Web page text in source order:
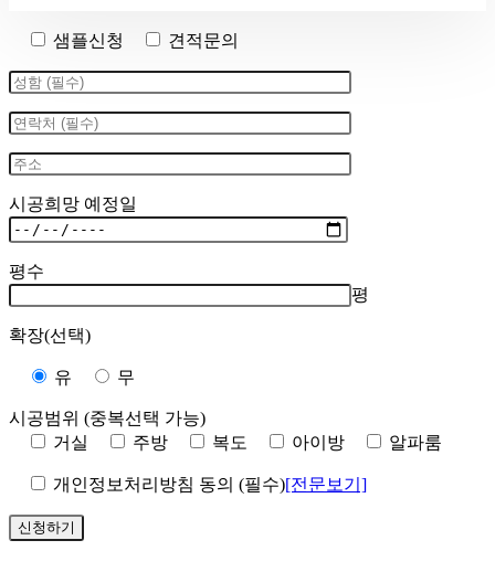
샘플신청 견적문의
시공희망 예정일
평수
평
확장(선택)
유 무
시공범위 (중복선택 가능)
거실
주방 복도 아이방 알파룸
개인정보처리방침 동의 (필수)[전문보기]